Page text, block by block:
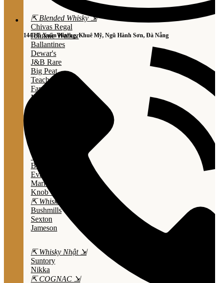
144 Hồ Xuân Hương, Khuê Mỹ, Ngũ Hành Sơn, Đà Nẵng
⇱ Blended Whisky ⇲
Chivas Regal
Johnnie Walker
Ballantines
Dewar's
J&B Rare
Big Peat
Teacher's
Famous Grouse
Monkey Shouder
Wild Turkey
Bulleit Bourbon
Evan Williams
Marker's Mark
Knob Creek
⇱ Whiskey Ailen ⇲
Bushmills
Sexton
Jameson
⇱ Whisky Nhật ⇲
Suntory
Nikka
⇱ COGNAC ⇲